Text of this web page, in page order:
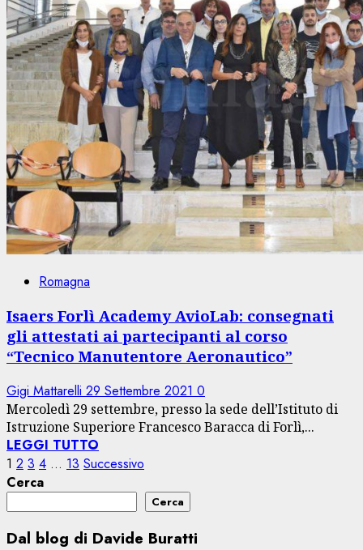
Romagna
Isaers Forlì Academy AvioLab: consegnati
gli attestati ai partecipanti al corso
“Tecnico Manutentore Aeronautico”
Gigi Mattarelli 29 Settembre 2021 0
Mercoledì 29 settembre, presso la sede dell’Istituto di
Istruzione Superiore Francesco Baracca di Forlì,...
LEGGI TUTTO
Paginazione
degli
articoli
1 2 3 4 … 13 Successivo
Cerca
Cerca
Dal blog di Davide Buratti